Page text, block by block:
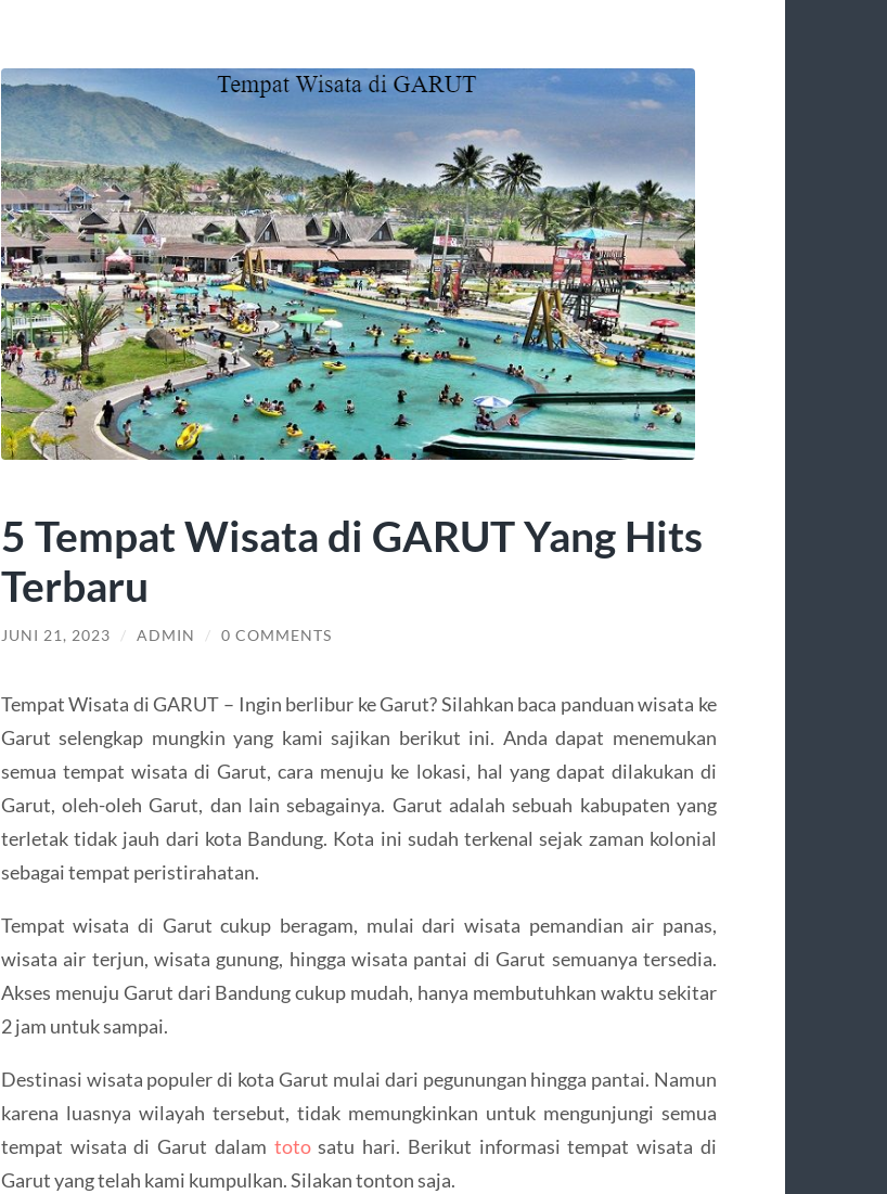
5 Tempat Wisata di GARUT Yang Hits
Terbaru
JUNI 21, 2023 / ADMIN / 0 COMMENTS
Tempat Wisata di GARUT – Ingin berlibur ke Garut? Silahkan baca panduan wisata ke
Garut selengkap mungkin yang kami sajikan berikut ini. Anda dapat menemukan
semua tempat wisata di Garut, cara menuju ke lokasi, hal yang dapat dilakukan di
Garut, oleh-oleh Garut, dan lain sebagainya. Garut adalah sebuah kabupaten yang
terletak tidak jauh dari kota Bandung. Kota ini sudah terkenal sejak zaman kolonial
sebagai tempat peristirahatan.
Tempat wisata di Garut cukup beragam, mulai dari wisata pemandian air panas,
wisata air terjun, wisata gunung, hingga wisata pantai di Garut semuanya tersedia.
Akses menuju Garut dari Bandung cukup mudah, hanya membutuhkan waktu sekitar
2 jam untuk sampai.
Destinasi wisata populer di kota Garut mulai dari pegunungan hingga pantai. Namun
karena luasnya wilayah tersebut, tidak memungkinkan untuk mengunjungi semua
tempat wisata di Garut dalam totosatu hari. Berikut informasi tempat wisata di
Garut yang telah kami kumpulkan. Silakan tonton saja.